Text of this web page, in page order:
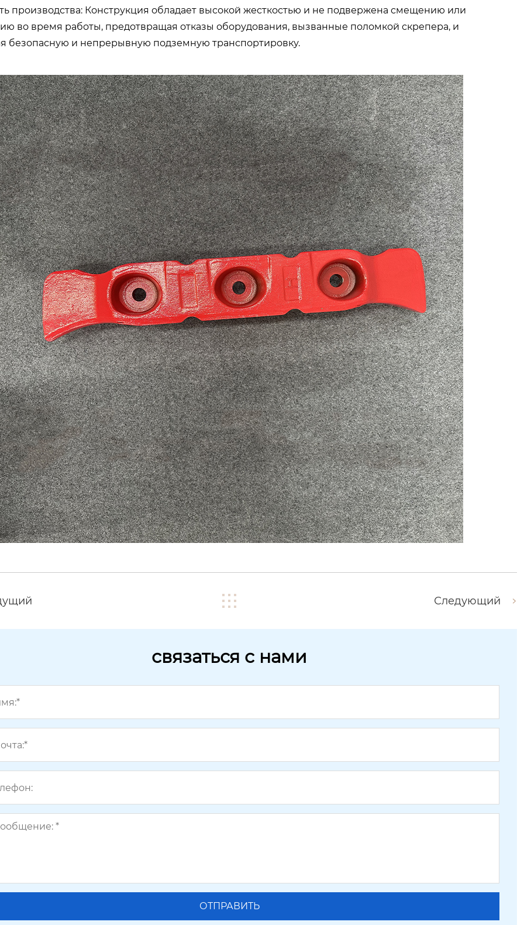
производства: Конструкция обладает высокой жесткостью и не подвержена смещению или
во время работы, предотвращая отказы оборудования, вызванные поломкой скрепера, и
безопасную и непрерывную подземную транспортировку.
Следующий
связаться с нами